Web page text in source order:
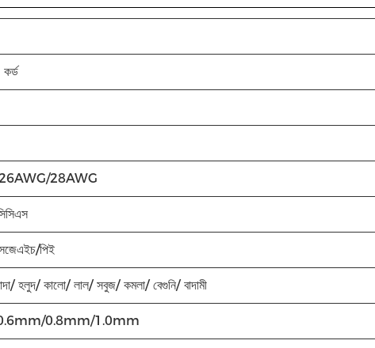
28AWG
পিই
হলুদ/ কালো/ লাল/ সবুজ/ কমলা/ বেগুনি/ বাদামী
0.8mm/1.0mm